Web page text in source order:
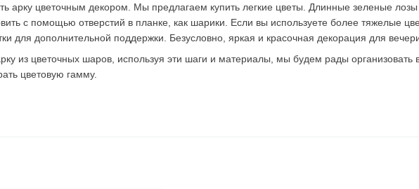
арку цветочным декором. Мы предлагаем купить легкие цветы. Длинные зеленые
с помощью отверстий в планке, как шарики. Если вы используете более тяжелые
для дополнительной поддержки. Безусловно, яркая и красочная декорация для
из цветочных шаров, используя эти шаги и материалы, мы будем рады
цветовую гамму.